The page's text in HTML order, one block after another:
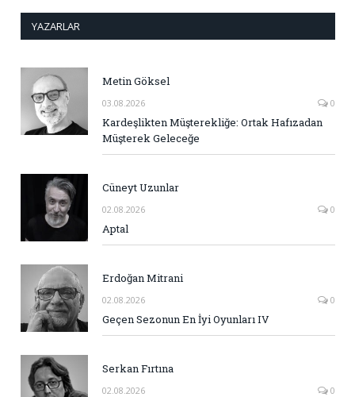
YAZARLAR
Metin Göksel
03.08.2026 0
Kardeşlikten Müşterekliğe: Ortak Hafızadan
Müşterek Geleceğe
Cüneyt Uzunlar
02.08.2026 0
Aptal
Erdoğan Mitrani
02.08.2026 0
Geçen Sezonun En İyi Oyunları IV
Serkan Fırtına
02.08.2026 0